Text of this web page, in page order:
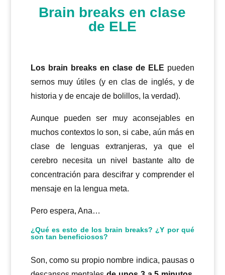
Brain breaks en clase
de ELE
Los brain breaks en clase de ELE pueden
sernos muy útiles (y en clas de inglés, y de
historia y de encaje de bolillos, la verdad).
Aunque pueden ser muy aconsejables en
muchos contextos lo son, si cabe, aún más en
clase de lenguas extranjeras, ya que el
cerebro necesita un nivel bastante alto de
concentración para descifrar y comprender el
mensaje en la lengua meta.
Pero espera, Ana…
¿Qué es esto de los brain breaks? ¿Y por qué
son tan beneficiosos?
Son, como su propio nombre indica, pausas o